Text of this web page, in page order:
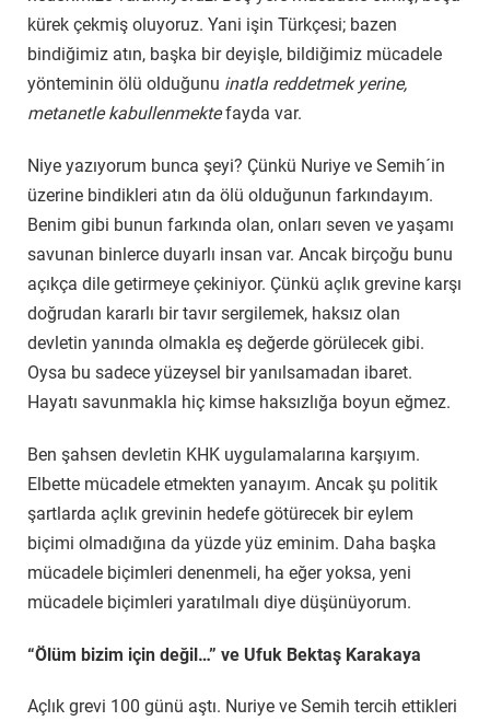
kürek çekmiş oluyoruz. Yani işin Türkçesi; bazen
bindiğimiz atın, başka bir deyişle, bildiğimiz mücadele
yönteminin ölü olduğunu inatla reddetmek yerine,
metanetle kabullenmektefayda var.
Niye yazıyorum bunca şeyi? Çünkü Nuriye ve Semih´in
üzerine bindikleri atın da ölü olduğunun farkındayım.
Benim gibi bunun farkında olan, onları seven ve yaşamı
savunan binlerce duyarlı insan var. Ancak birçoğu bunu
açıkça dile getirmeye çekiniyor. Çünkü açlık grevine karşı
doğrudan kararlı bir tavır sergilemek, haksız olan
devletin yanında olmakla eş değerde görülecek gibi.
Oysa bu sadece yüzeysel bir yanılsamadan ibaret.
Hayatı savunmakla hiç kimse haksızlığa boyun eğmez.
Ben şahsen devletin KHK uygulamalarına karşıyım.
Elbette mücadele etmekten yanayım. Ancak şu politik
şartlarda açlık grevinin hedefe götürecek bir eylem
biçimi olmadığına da yüzde yüz eminim. Daha başka
mücadele biçimleri denenmeli, ha eğer yoksa, yeni
mücadele biçimleri yaratılmalı diye düşünüyorum.
“Ölüm bizim için değil…” ve Ufuk Bektaş Karakaya
Açlık grevi 100 günü aştı. Nuriye ve Semih tercih ettikleri